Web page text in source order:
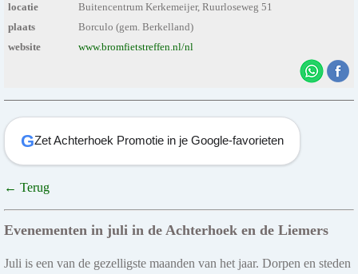
locatie
Buitencentrum Kerkemeijer, Ruurloseweg 51
plaats
Borculo (gem. Berkelland)
website
www.bromfietstreffen.nl/nl
GZet Achterhoek Promotie in je Google-favorieten
← Terug
Evenementen in juli in de Achterhoek en de Liemers
Juli is een van de gezelligste maanden van het jaar. Dorpen en steden